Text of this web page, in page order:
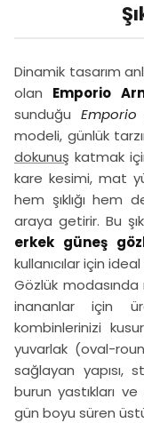
Dinamik tasarım
olan Emporio
sunduğu Emporio
modeli, günlük
dokunuş katmak
kare kesimi, mat
hem şıklığı hem
araya getirir. Bu
erkek güneş
kullanıcılar için
Gözlük
inananlar için
kombinlerinizi
yuvarlak (oval-
sağlayan yapısı,
burun yastıkları
gün boyu süren